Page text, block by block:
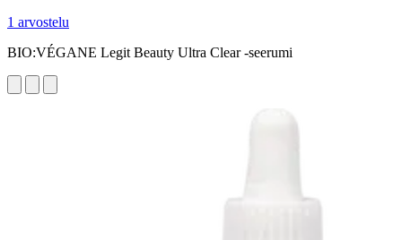
1 arvostelu
BIO:VÉGANE Legit Beauty Ultra Clear -seerumi